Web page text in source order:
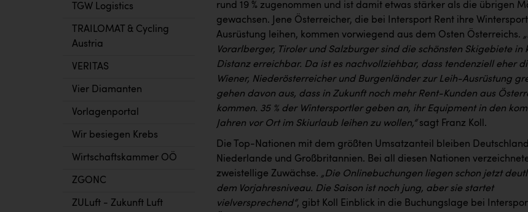
TGW Logistics
TRAILOMAT & Cycling
Austria
VERITAS
Vier Diamanten
Vorlagenportal
Wir besiegen Krebs
Wirtschaftskammer OÖ
ZGONC
ZULuft - Zukunft Luft
rund 19 % zugenommen und ist damit etwas stärker als die übrigen
gewachsen. Jene Österreicher, die bei Intersport Rent ihre
Ausrüstung leihen, kommen vorwiegend aus dem Osten Österreichs.
Vorarlberger, Tiroler und Salzburger sind die schönsten Skigebiete in
Distanz erreichbar. Da ist es nachvollziehbar, dass tendenziell eher
Wiener, Niederösterreicher und Burgenländer zur Leih-Ausrüstung
gehen davon aus, dass in Zukunft noch mehr Rent-Kunden aus
kommen. 35 % der Wintersportler geben an, ihr Equipment in den
Jahren vor Ort im Skiurlaub leihen zu wollen,“sagt Franz Koll.
Die Top-Nationen mit dem größten Umsatzanteil bleiben
Niederlande und Großbritannien. Bei all diesen Nationen
zweistellige Zuwächse. „Die Onlinebuchungen liegen schon jetzt
dem Vorjahresniveau. Die Saison ist noch jung, aber sie startet
vielversprechend“, gibt Koll Einblick in die Buchungslage bei